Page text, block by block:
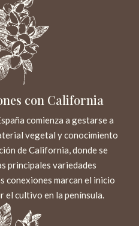
con California
comienza a gestarse a
vegetal y conocimiento
de California, donde se
principales variedades
conexiones marcan el inicio
el cultivo en la península.